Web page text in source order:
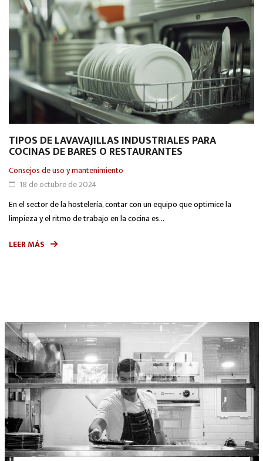
TIPOS DE LAVAVAJILLAS INDUSTRIALES PARA
COCINAS DE BARES O RESTAURANTES
Consejos de uso y mantenimiento
18 de octubre de 2024
En el sector de la hostelería, contar con un equipo que optimice la
limpieza y el ritmo de trabajo en la cocina es...
LEER MÁS